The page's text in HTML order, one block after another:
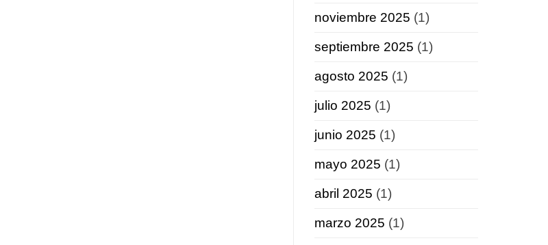
noviembre 2025 (1)
septiembre 2025 (1)
agosto 2025 (1)
julio 2025 (1)
junio 2025 (1)
mayo 2025 (1)
abril 2025 (1)
marzo 2025 (1)